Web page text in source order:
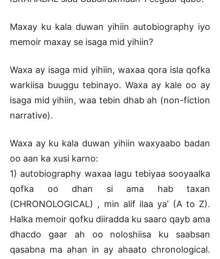
Maxay ku kala duwan yihiin autobiography iyo
memoir maxay se isaga mid yihiin?
Waxa ay isaga mid yihiin, waxaa qora isla qofka
warkiisa buuggu tebinayo. Waxa ay kale oo ay
isaga mid yihiin, waa tebin dhab ah (non-fiction
narrative).
Waxa ay ku kala duwan yihiin waxyaabo badan
oo aan ka xusi karno:
1) autobiography waxaa lagu tebiyaa sooyaalka
qofka oo dhan si ama hab taxan
(CHRONOLOGICAL) , min alif ilaa ya’ (A to Z).
Halka memoir qofku diiradda ku saaro qayb ama
dhacdo gaar ah oo noloshiisa ku saabsan
qasabna ma ahan in ay ahaato chronological.